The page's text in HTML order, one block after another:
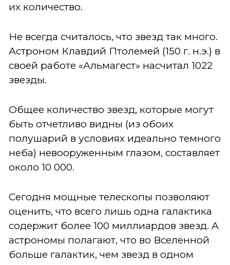
их количество.
Не всегда считалось, что звезд так много.
Астроном Клавдий Птолемей (150 г. н.э.) в
своей работе «Альмагест» насчитал 1022
звезды.
Общее количество звезд, которые могут
быть отчетливо видны (из обоих
полушарий в условиях идеально темного
неба) невооруженным глазом, составляет
около 10 000.
Сегодня мощные телескопы позволяют
оценить, что всего лишь одна галактика
содержит более 100 миллиардов звезд. А
астрономы полагают, что во Вселенной
больше галактик, чем звезд в одном